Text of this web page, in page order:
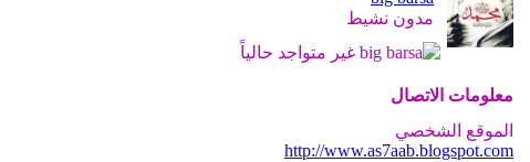
مدون نشيط
معلومات الاتصال
الموقع الشخصي
http://www.as7aab.blogspot.com